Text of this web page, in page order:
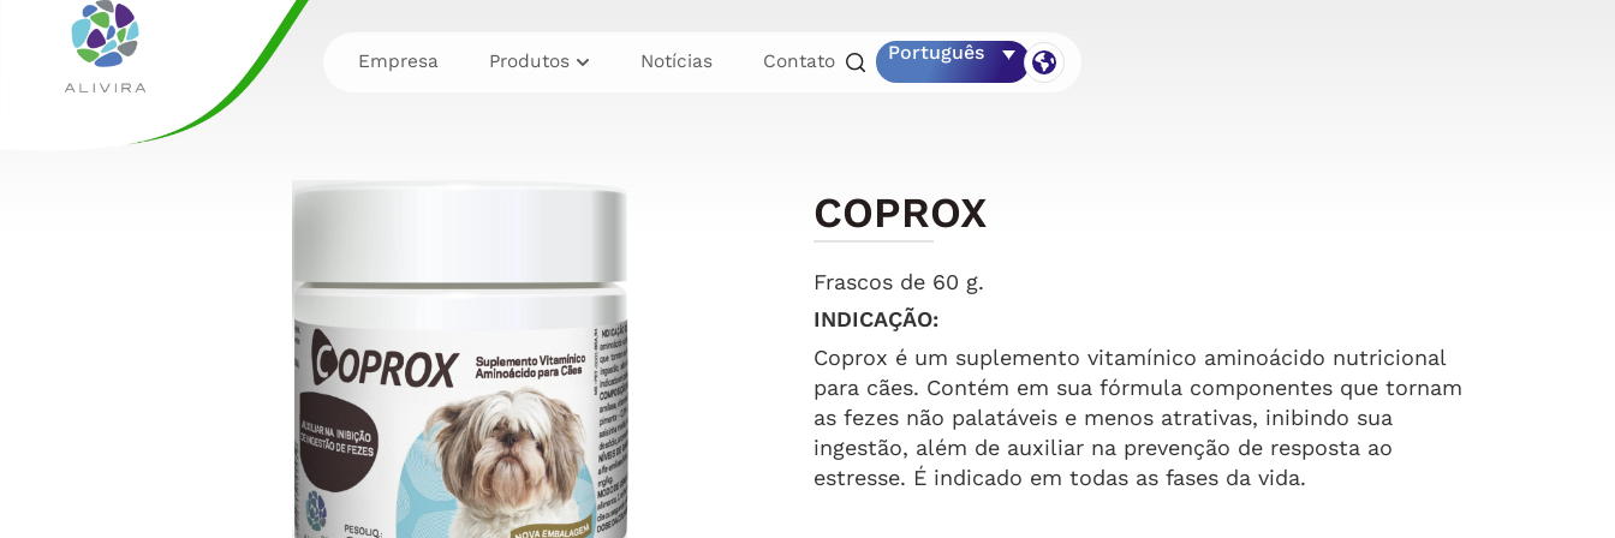
Empresa Produtos Notícias Contato Português
COPROX
Frascos de 60 g.
INDICAÇÃO:
Coprox é um suplemento vitamínico aminoácido nutricional
para cães. Contém em sua fórmula componentes que tornam
as fezes não palatáveis e menos atrativas, inibindo sua
ingestão, além de auxiliar na prevenção de resposta ao
estresse. É indicado em todas as fases da vida.